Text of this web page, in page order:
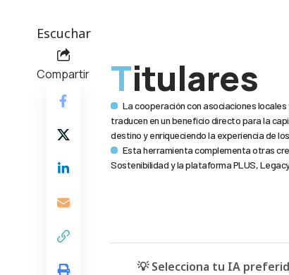
Escuchar
Compartir Titulares
La cooperación con asociaciones
traducen en un beneficio directo para la
destino y enriqueciendo la experiencia de
Esta herramienta complementa otras
Sostenibilidad y la plataforma PLUS,
💡 Selecciona tu IA